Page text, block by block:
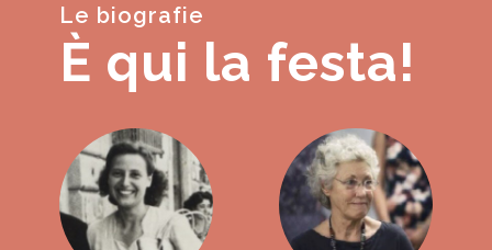
Le biografie
È qui la festa!